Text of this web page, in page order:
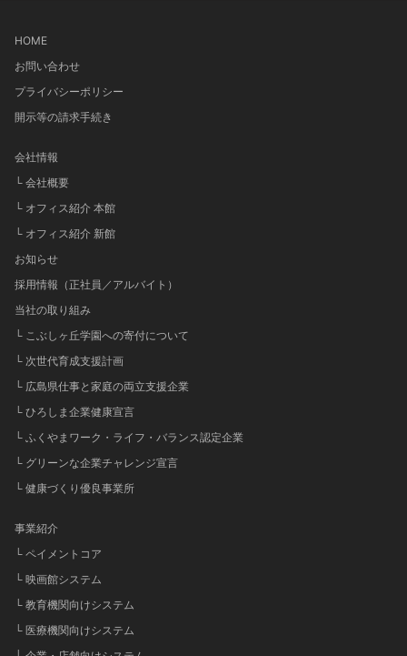
HOME
お問い合わせ
プライバシーポリシー
開示等の請求手続き
会社情報
└ 会社概要
└ オフィス紹介 本館
└ オフィス紹介 新館
お知らせ
採用情報（正社員／アルバイト）
当社の取り組み
└ こぶしヶ丘学園への寄付について
└ 次世代育成支援計画
└ 広島県仕事と家庭の両立支援企業
└ ひろしま企業健康宣言
└ ふくやまワーク・ライフ・バランス認定企業
└ グリーンな企業チャレンジ宣言
└ 健康づくり優良事業所
事業紹介
└ ペイメントコア
└ 映画館システム
└ 教育機関向けシステム
└ 医療機関向けシステム